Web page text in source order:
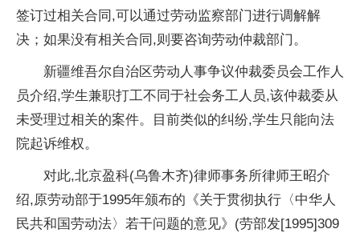
签订过相关合同,可以通过劳动监察部门进行调解解
决；如果没有相关合同,则要咨询劳动仲裁部门。
新疆维吾尔自治区劳动人事争议仲裁委员会工作人
员介绍,学生兼职打工不同于社会务工人员,该仲裁委从
未受理过相关的案件。目前类似的纠纷,学生只能向法
院起诉维权。
对此,北京盈科(乌鲁木齐)律师事务所律师王昭介
绍,原劳动部于1995年颁布的《关于贯彻执行〈中华人
民共和国劳动法〉若干问题的意见》(劳部发[1995]309